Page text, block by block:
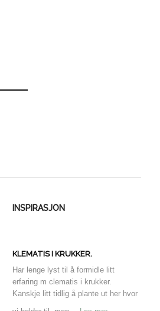
INSPIRASJON
KLEMATIS I KRUKKER.
Har lenge lyst til å formidle litt
erfaring m clematis i krukker.
Kanskje litt tidlig å plante ut her hvor